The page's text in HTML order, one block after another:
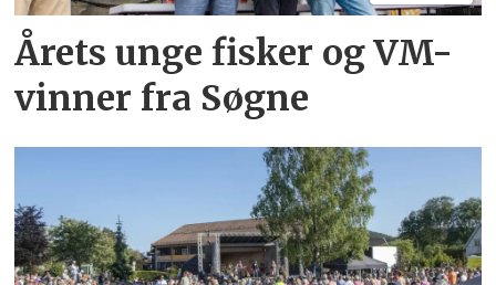
Årets unge fisker og VM-
vinner fra Søgne